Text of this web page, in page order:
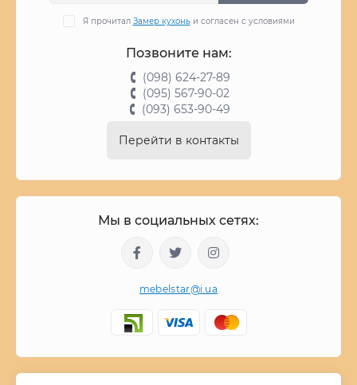
Я прочитал Замер кухоньи согласен с условиями
Позвоните нам:
(098) 624-27-89
(095) 567-90-02
(093) 653-90-49
Перейти в контакты
Мы в социальных сетях:
mebelstar@i.ua